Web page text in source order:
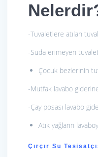
-Tuvaletlere atılan
-Suda erimeyen tuvalet
Çocuk bezlerinin
-Mutfak lavabo
-Çay posası lavabo
Atık yağların
Çırçır Su